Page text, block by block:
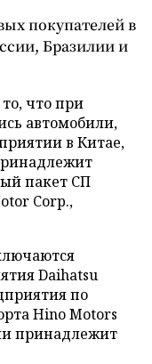
покупателей в
Бразилии и
что при
автомобили,
в Китае,
пакет СП
Corp.,
Daihatsu
по
Hino Motors
принадлежит